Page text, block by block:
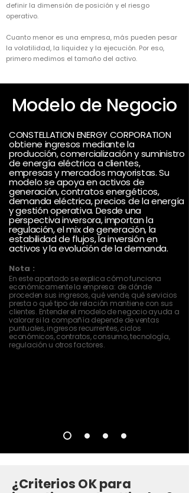
definir la dimensión de posición y el riesgo
operativo.
Cuanto menor es una empresa, más pueden pesar
la volatilidad, la liquidez y la ejecución. Por eso,
primero medimos el tamaño del activo.
Modelo de Negocio
CONSTELLATION ENERGY CORPORATION
obtiene ingresos mediante la
producción, comercialización y suministro
de energía eléctrica a clientes,
empresas y mercados mayoristas. Su
modelo se apoya en activos de
generación, contratos energéticos,
demanda eléctrica, precios de la energía
y gestión operativa. Desde una
perspectiva inversora, importan la
regulación, el mix de generación, la
estabilidad de flujos, la inversión en
activos y la evolución de la demanda.
Nota :
En este apartado se explica cómo funciona
económicamente la empresa: de dónde
proceden sus ingresos, qué vende, qué servicios
presta o qué tipo de relación mantiene con sus
clientes. Entender el modelo de negocio ayuda a
valorar si la compañía depende de ventas
puntuales, ingresos recurrentes, ciclos
económicos, contratos, consumo, tecnología,
regulación u otros factores.
¿Criterios OK para